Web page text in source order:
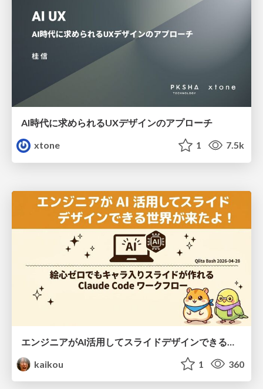
AI時代に求められるUXデザインのアプローチ
xtone
1 7.5k
kaikou
1 360